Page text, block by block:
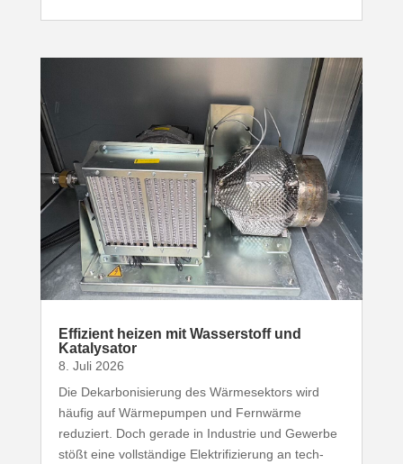
Effizient heizen mit Wasser­stoff und
Katalysator
8. Juli 2026
Die Dekar­bo­ni­sierung des Wärme­sektors wird
häufig auf Wärme­pumpen und Fernwärme
reduziert. Doch gerade in Industrie und Gewerbe
stößt eine voll­ständige Elek­tri­fi­zierung an tech­